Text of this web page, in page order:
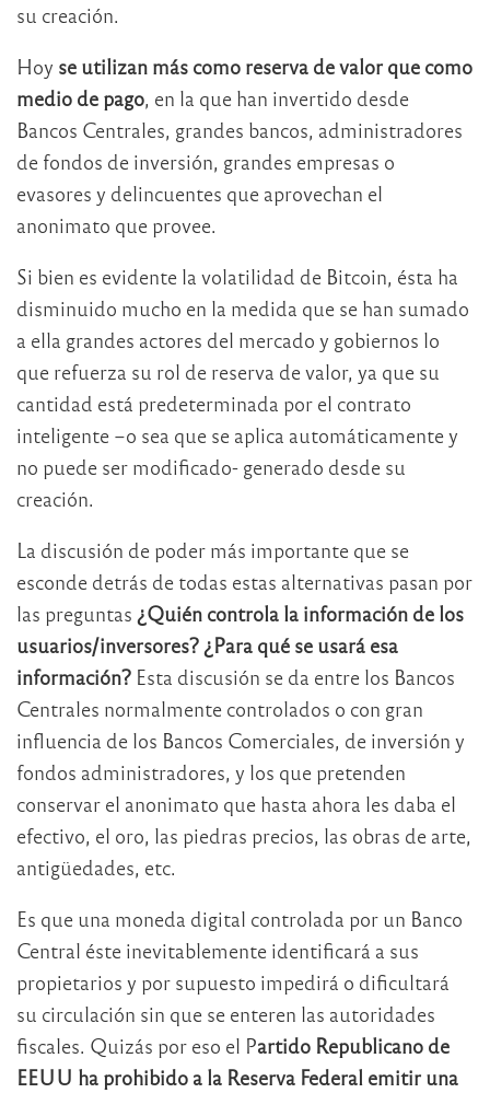
su creación.
Hoy se utilizan más como reserva de valor que como
medio de pago, en la que han invertido desde
Bancos Centrales, grandes bancos, administradores
de fondos de inversión, grandes empresas o
evasores y delincuentes que aprovechan el
anonimato que provee.
Si bien es evidente la volatilidad de Bitcoin, ésta ha
disminuido mucho en la medida que se han sumado
a ella grandes actores del mercado y gobiernos lo
que refuerza su rol de reserva de valor, ya que su
cantidad está predeterminada por el contrato
inteligente –o sea que se aplica automáticamente y
no puede ser modificado- generado desde su
creación.
La discusión de poder más importante que se
esconde detrás de todas estas alternativas pasan por
las preguntas ¿Quién controla la información de los
usuarios/inversores? ¿Para qué se usará esa
información? Esta discusión se da entre los Bancos
Centrales normalmente controlados o con gran
influencia de los Bancos Comerciales, de inversión y
fondos administradores, y los que pretenden
conservar el anonimato que hasta ahora les daba el
efectivo, el oro, las piedras precios, las obras de arte,
antigüedades, etc.
Es que una moneda digital controlada por un Banco
Central éste inevitablemente identificará a sus
propietarios y por supuesto impedirá o dificultará
su circulación sin que se enteren las autoridades
fiscales. Quizás por eso el Partido Republicano de
EEUU ha prohibido a la Reserva Federal emitir una